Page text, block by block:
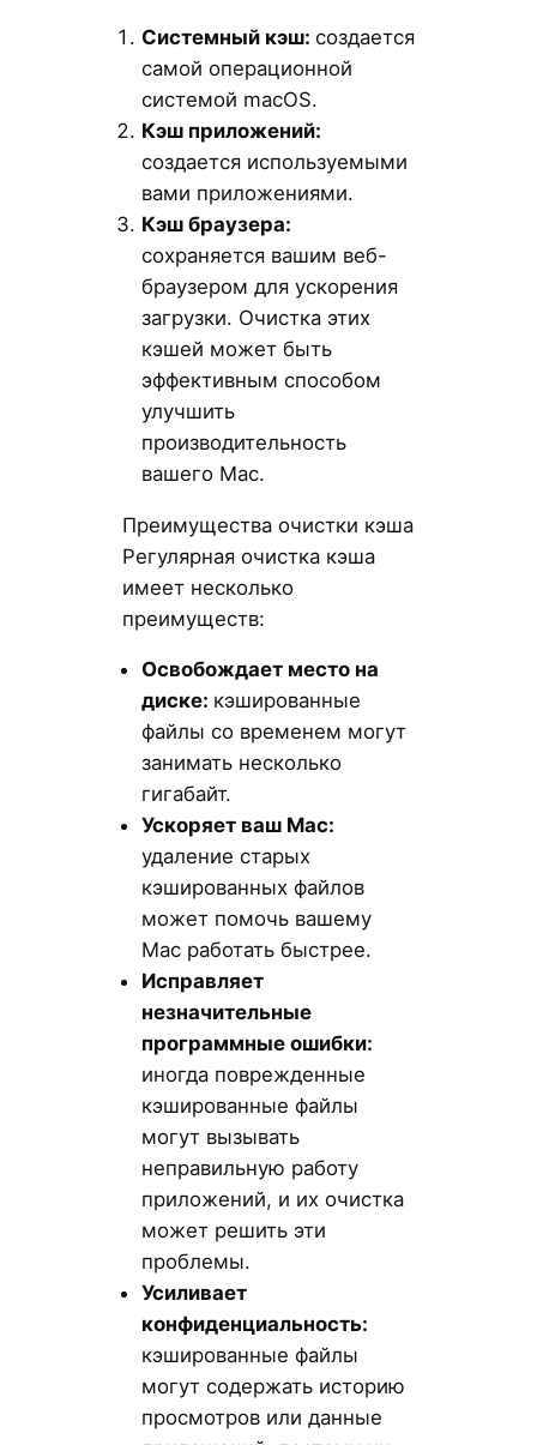
Системный кэш: создается
самой операционной
системой macOS.
Кэш приложений:
создается используемыми
вами приложениями.
Кэш браузера:
сохраняется вашим веб-
браузером для ускорения
загрузки. Очистка этих
кэшей может быть
эффективным способом
улучшить
производительность
вашего Mac.
Преимущества очистки кэша
Регулярная очистка кэша
имеет несколько
преимуществ:
Освобождает место на
диске: кэшированные
файлы со временем могут
занимать несколько
гигабайт.
Ускоряет ваш Mac:
удаление старых
кэшированных файлов
может помочь вашему
Mac работать быстрее.
Исправляет
незначительные
программные ошибки:
иногда поврежденные
кэшированные файлы
могут вызывать
неправильную работу
приложений, и их очистка
может решить эти
проблемы.
Усиливает
конфиденциальность:
кэшированные файлы
могут содержать историю
просмотров или данные